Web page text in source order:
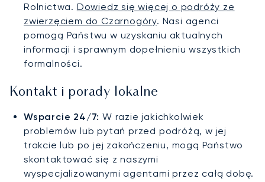
Rolnictwa. Dowiedz się więcej o podróży ze
zwierzęciem do Czarnogóry. Nasi agenci
pomogą Państwu w uzyskaniu aktualnych
informacji i sprawnym dopełnieniu wszystkich
formalności.
Kontakt i porady lokalne
Wsparcie 24/7: W razie jakichkolwiek
problemów lub pytań przed podróżą, w jej
trakcie lub po jej zakończeniu, mogą Państwo
skontaktować się z naszymi
wyspecjalizowanymi agentami przez całą dobę.